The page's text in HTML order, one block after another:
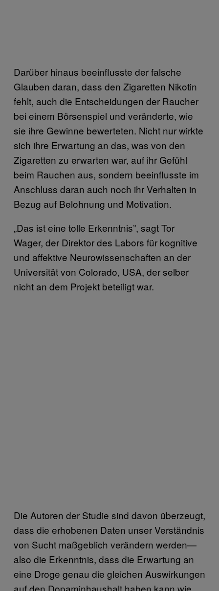
Darüber hinaus beeinflusste der falsche
Glauben daran, dass den Zigaretten Nikotin
fehlt, auch die Entscheidungen der Raucher
bei einem Börsenspiel und veränderte, wie
sie ihre Gewinne bewerteten. Nicht nur wirkte
sich ihre Erwartung an das, was von den
Zigaretten zu erwarten war, auf ihr Gefühl
beim Rauchen aus, sondern beeinflusste im
Anschluss daran auch noch ihr Verhalten in
Bezug auf Belohnung und Motivation.
„Das ist eine tolle Erkenntnis”, sagt Tor
Wager, der Direktor des Labors für kognitive
und affektive Neurowissenschaften an der
Universität von Colorado, USA, der selber
nicht an dem Projekt beteiligt war.
Die Autoren der Studie sind davon überzeugt,
dass die erhobenen Daten unser Verständnis
von Sucht maßgeblich verändern werden—
also die Erkenntnis, dass die Erwartung an
eine Droge genau die gleichen Auswirkungen
auf den Dopaminhaushalt haben kann wie